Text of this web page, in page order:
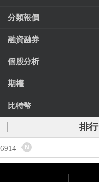
分類報價
融資融券
個股分析
期權
比特幣
排行
6914 N